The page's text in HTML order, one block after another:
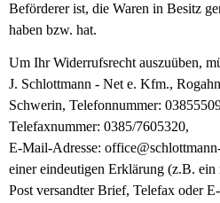
Beförderer ist, die Waren in Besitz
haben bzw. hat.
Um Ihr Widerrufsrecht auszuüben,
J. Schlottmann - Net e. Kfm.,
Schwerin, Telefonnummer:
Telefaxnummer: 0385/7605320,
E-Mail-Adresse:
einer eindeutigen Erklärung (z.B. ein
Post versandter Brief, Telefax oder